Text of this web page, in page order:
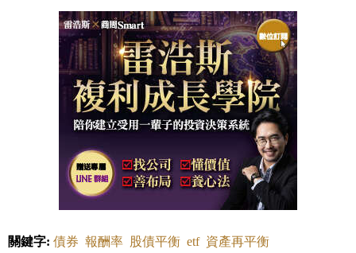
關鍵字: 債券 報酬率 股債平衡 etf 資產再平衡